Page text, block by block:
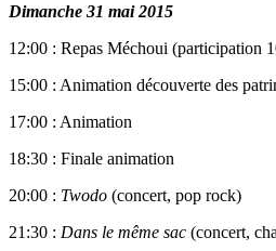
Dimanche 31 mai 2015
12:00 : Repas Méchoui (participation
15:00 : Animation découverte des
17:00 : Animation
18:30 : Finale animation
20:00 : Twodo (concert, pop rock)
21:30 : Dans le même sac (concert,